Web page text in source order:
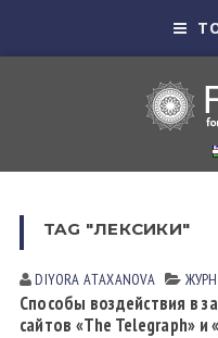
TAG "ЛЕКСИКИ"
DIYORA АTАXАNOVА
Способы воздействия в
сайтов «The Telegraph» и